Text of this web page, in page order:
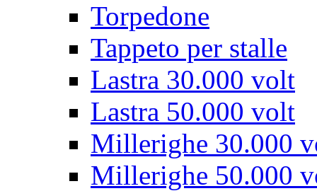
Torpedone
Tappeto per stalle
Lastra 30.000 volt
Lastra 50.000 volt
Millerighe 30.000
Millerighe 50.000